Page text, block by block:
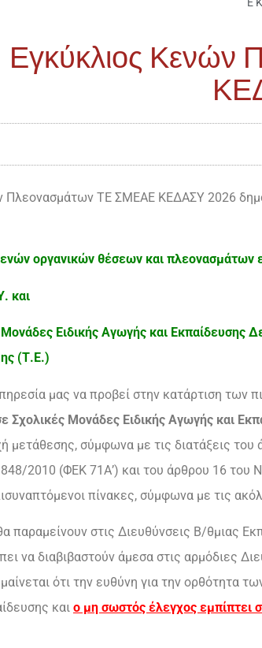
Εγκύκλιος
Πλεονασμάτων ΤΕ ΣΜΕΑΕ ΚΕΔΑΣΥ 2026
οργανικών θέσεων και πλεονασμάτων
και
Μονάδες Ειδικής Αγωγής και
(Τ.Ε.)
μας να προβεί στην κατάρτιση των
Σχολικές Μονάδες Ειδικής Αγωγής και
μετάθεσης, σύμφωνα με τις διατάξεις
2010 (ΦΕΚ 71Α’) και του άρθρου 16
πίνακες, σύμφωνα με τις
παραμείνουν στις Διευθύνσεις Β/θμιας
να διαβιβαστούν άμεσα στις αρμόδιες
ότι την ευθύνη για την ορθότητα
και ο μη σωστός έλεγχος εμπίπτει